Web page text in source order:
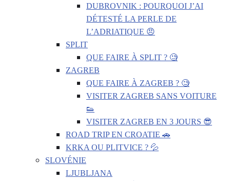
DUBROVNIK : POURQUOI J’AI
DÉTESTÉ LA PERLE DE
L’ADRIATIQUE 😠
SPLIT
QUE FAIRE À SPLIT ? 🧐
ZAGREB
QUE FAIRE À ZAGREB ? 🧐
VISITER ZAGREB SANS VOITURE
👟
VISITER ZAGREB EN 3 JOURS 😎
ROAD TRIP EN CROATIE 🚗
KRKA OU PLITVICE ? 💦
SLOVÉNIE
LJUBLJANA